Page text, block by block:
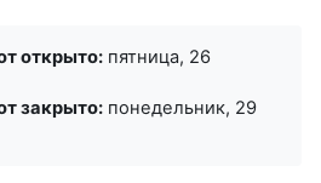
открыто: пятница, 26
закрыто: понедельник, 29